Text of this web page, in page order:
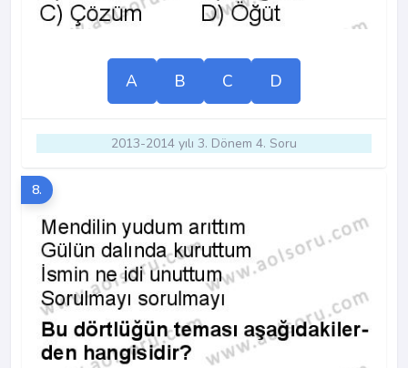
A B C D
2013-2014 yılı 3. Dönem 4. Soru
8.